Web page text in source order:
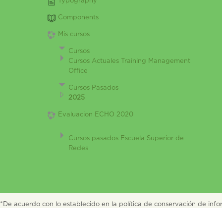
Components
Mis cursos
Cursos
Cursos Actuales Training Management
Office
Cursos Pasados
2025
Evaluacion ECHO 2020
Cursos pasados Escuela Superior de
Redes
*De acuerdo con lo establecido en la política de conservación de